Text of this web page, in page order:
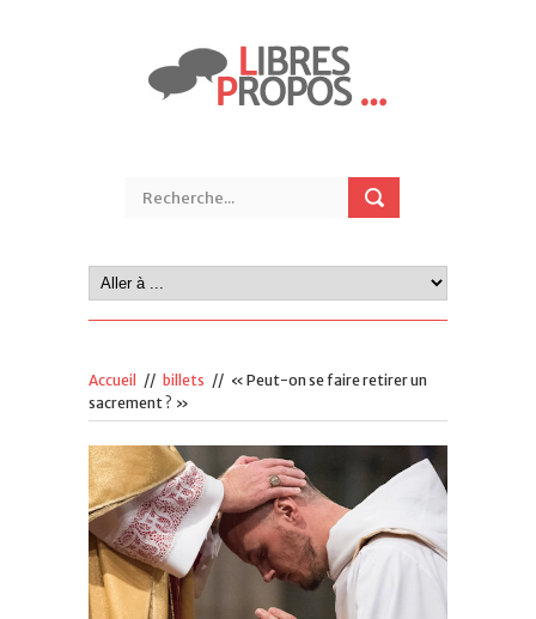
Accueil // billets // « Peut-on se faire retirer un
sacrement ? »